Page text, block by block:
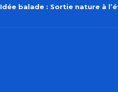
Idée balade : Sortie nature à